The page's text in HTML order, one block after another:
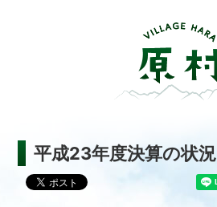
平成23年度決算の状況